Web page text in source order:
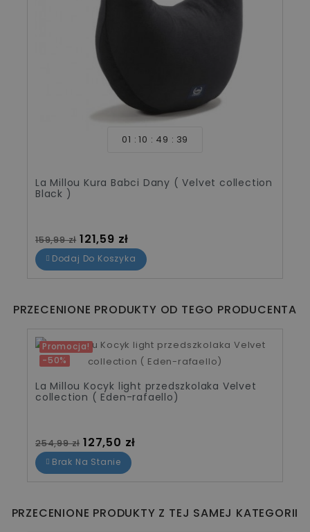
01 10 49 39
La Millou Kura Babci Dany ( Velvet collection
Black )
Cena standardowa
159,99 zł Cena
121,59 zł
Dodaj Do Koszyka
PRZECENIONE PRODUKTY OD TEGO PRODUCENTA
Promocja!
-50%
La Millou Kocyk light przedszkolaka Velvet
collection ( Eden-rafaello)
Cena standardowa
254,99 zł Cena
127,50 zł
Brak Na Stanie
PRZECENIONE PRODUKTY Z TEJ SAMEJ KATEGORII